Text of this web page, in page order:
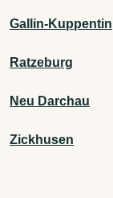
Gallin-Kuppentin
Ratzeburg
Neu Darchau
Zickhusen